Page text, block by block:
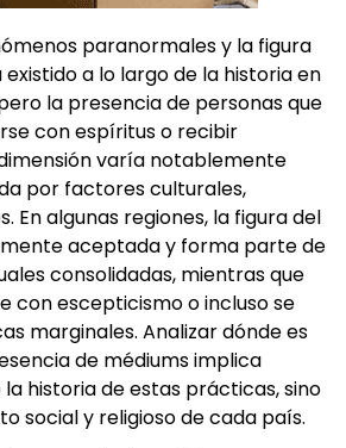
paranormales y la figura
a lo largo de la historia en
la presencia de personas que
con espíritus o recibir
varía notablemente
por factores culturales,
En algunas regiones, la figura del
aceptada y forma parte de
consolidadas, mientras que
con escepticismo o incluso se
marginales. Analizar dónde es
de médiums implica
historia de estas prácticas, sino
social y religioso de cada país.